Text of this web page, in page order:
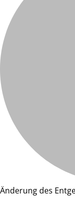
Änderung des